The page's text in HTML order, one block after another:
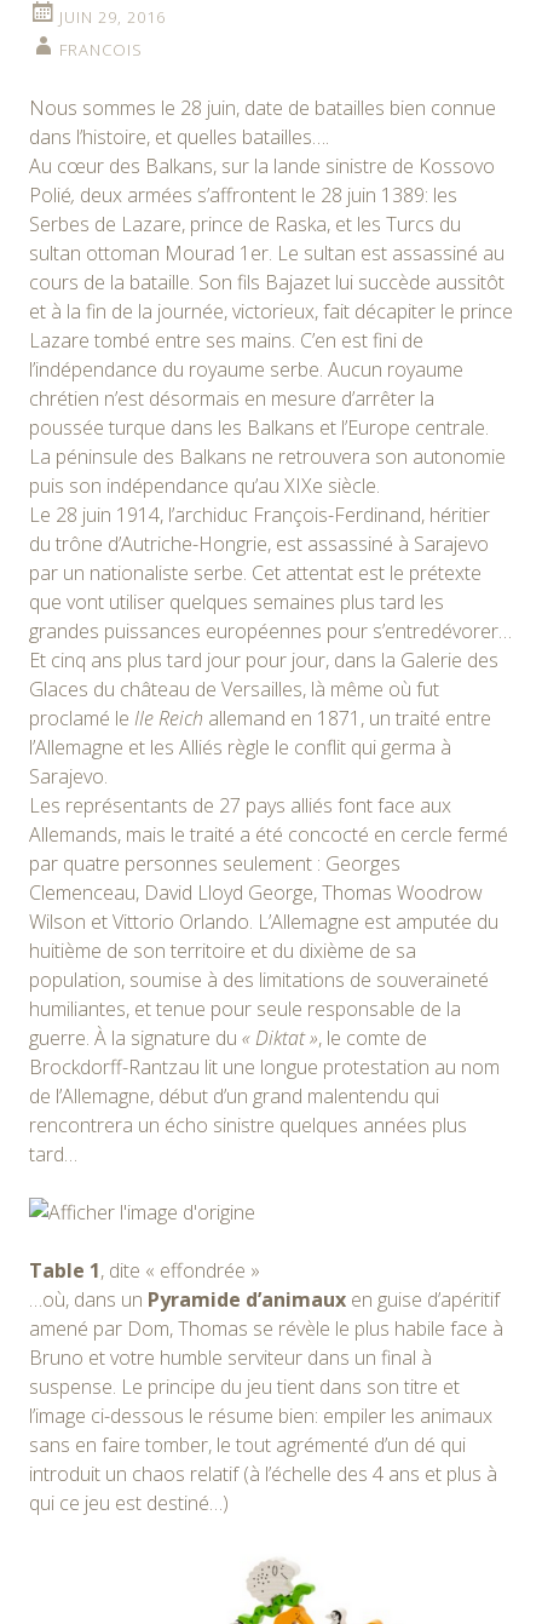
JUIN 29, 2016
FRANCOIS
Nous sommes le 28 juin, date de batailles bien connue
dans l’histoire, et quelles batailles….
Au cœur des Balkans, sur la lande sinistre de Kossovo
Polié, deux armées s’affrontent le 28 juin 1389: les
Serbes de Lazare, prince de Raska, et les Turcs du
sultan ottoman Mourad 1er. Le sultan est assassiné au
cours de la bataille. Son fils Bajazet lui succède aussitôt
et à la fin de la journée, victorieux, fait décapiter le prince
Lazare tombé entre ses mains. C’en est fini de
l’indépendance du royaume serbe. Aucun royaume
chrétien n’est désormais en mesure d’arrêter la
poussée turque dans les Balkans et l’Europe centrale.
La péninsule des Balkans ne retrouvera son autonomie
puis son indépendance qu’au XIXe siècle.
Le 28 juin 1914, l’archiduc François-Ferdinand, héritier
du trône d’Autriche-Hongrie, est assassiné à Sarajevo
par un nationaliste serbe. Cet attentat est le prétexte
que vont utiliser quelques semaines plus tard les
grandes puissances européennes pour s’entredévorer…
Et cinq ans plus tard jour pour jour, dans la Galerie des
Glaces du château de Versailles, là même où fut
proclamé le IIe Reich allemand en 1871, un traité entre
l’Allemagne et les Alliés règle le conflit qui germa à
Sarajevo.
Les représentants de 27 pays alliés font face aux
Allemands, mais le traité a été concocté en cercle fermé
par quatre personnes seulement : Georges
Clemenceau, David Lloyd George, Thomas Woodrow
Wilson et Vittorio Orlando. L’Allemagne est amputée du
huitième de son territoire et du dixième de sa
population, soumise à des limitations de souveraineté
humiliantes, et tenue pour seule responsable de la
guerre. À la signature du « Diktat », le comte de
Brockdorff-Rantzau lit une longue protestation au nom
de l’Allemagne, début d’un grand malentendu qui
rencontrera un écho sinistre quelques années plus
tard…
Table 1, dite « effondrée »
…où, dans un Pyramide d’animaux en guise d’apéritif
amené par Dom, Thomas se révèle le plus habile face à
Bruno et votre humble serviteur dans un final à
suspense. Le principe du jeu tient dans son titre et
l’image ci-dessous le résume bien: empiler les animaux
sans en faire tomber, le tout agrémenté d’un dé qui
introduit un chaos relatif (à l’échelle des 4 ans et plus à
qui ce jeu est destiné…)